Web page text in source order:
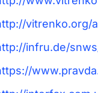
vitrenko.org/
infru.de/